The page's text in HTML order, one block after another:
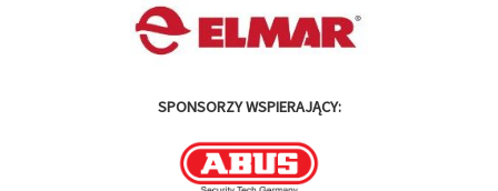
SPONSORZY WSPIERAJĄCY: